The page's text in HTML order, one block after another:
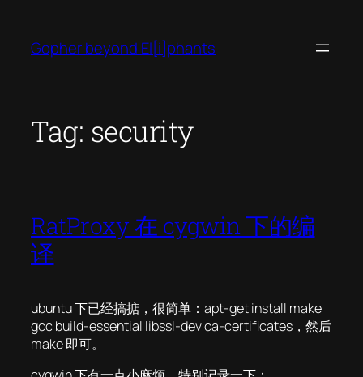
content
Gopher beyond El[i]phants
Tag: security
RatProxy 在 cygwin 下的编
译
ubuntu 下已经搞掂，很简单：apt-get install make
gcc build-essential libssl-dev ca-certificates，然后
make 即可。